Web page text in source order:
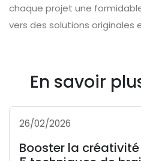
chaque projet une
vers des solutions originales
En savoir
26/02/2026
Booster la